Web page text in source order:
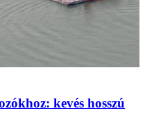
kevés hosszú